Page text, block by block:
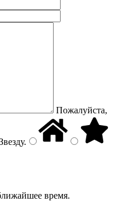
Пожалуйста,
.
время.